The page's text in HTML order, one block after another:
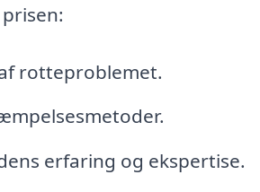
rotteproblemet.
erfaring og ekspertise.